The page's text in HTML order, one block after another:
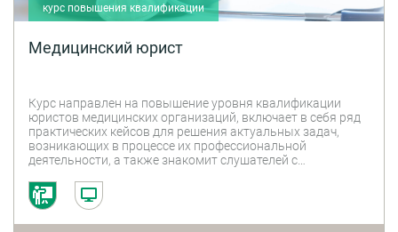
курс повышения квалификации
Медицинский юрист
Курс направлен на повышение уровня квалификации
юристов медицинских организаций, включает в себя ряд
практических кейсов для решения актуальных задач,
возникающих в процессе их профессиональной
деятельности, а также знакомит слушателей с
базы и общими трендами в медицинском
законодательстве. Представленная информация также